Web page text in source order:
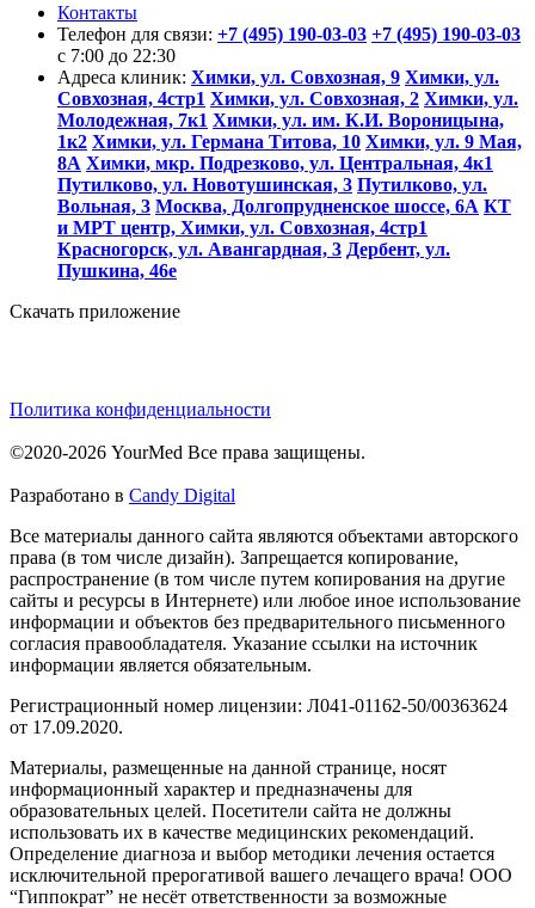
Контакты
Телефон для связи: +7 (495) 190-03-03 +7 (495) 190-03-03
c 7:00 до 22:30
Адреса клиник: Химки, ул. Совхозная, 9 Химки, ул.
Совхозная, 4стр1 Химки, ул. Совхозная, 2 Химки, ул.
Молодежная, 7к1 Химки, ул. им. К.И. Вороницына,
1к2 Химки, ул. Германа Титова, 10 Химки, ул. 9 Мая,
8А Химки, мкр. Подрезково, ул. Центральная, 4к1
Путилково, ул. Новотушинская, 3 Путилково, ул.
Вольная, 3 Москва, Долгопрудненское шоссе, 6А КТ
и МРТ центр, Химки, ул. Совхозная, 4стр1
Красногорск, ул. Авангардная, 3 Дербент, ул.
Пушкина, 46е
Скачать приложение
Политика конфиденциальности
©2020-2026 YourMed Все права защищены.
Разработано в Candy Digital
Все материалы данного сайта являются объектами авторского
права (в том числе дизайн). Запрещается копирование,
распространение (в том числе путем копирования на другие
сайты и ресурсы в Интернете) или любое иное использование
информации и объектов без предварительного письменного
согласия правообладателя. Указание ссылки на источник
информации является обязательным.
Регистрационный номер лицензии: Л041-01162-50/00363624
от 17.09.2020.
Материалы, размещенные на данной странице, носят
информационный характер и предназначены для
образовательных целей. Посетители сайта не должны
использовать их в качестве медицинских рекомендаций.
Определение диагноза и выбор методики лечения остается
исключительной прерогативой вашего лечащего врача! ООО
“Гиппократ” не несёт ответственности за возможные